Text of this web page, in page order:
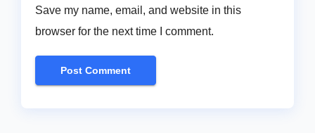
Save my name, email, and website in this
browser for the next time I comment.